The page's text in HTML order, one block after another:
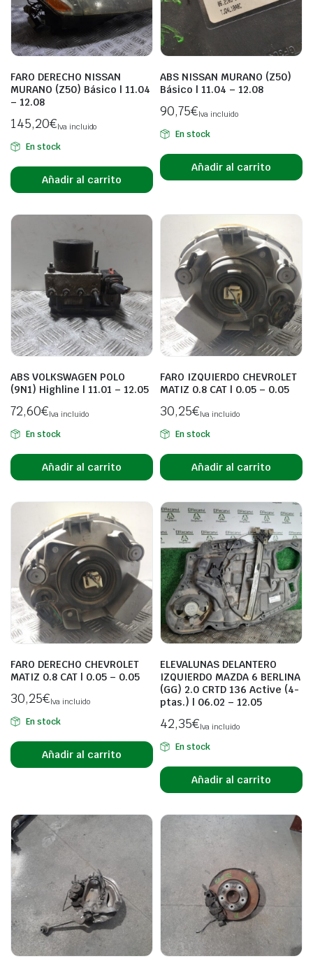
FARO DERECHO NISSAN
MURANO (Z50) Básico | 11.04
– 12.08
145,20€Iva incluido
En stock
Añadir al carrito
ABS NISSAN MURANO (Z50)
Básico | 11.04 – 12.08
90,75€Iva incluido
En stock
Añadir al carrito
ABS VOLKSWAGEN POLO
(9N1) Highline | 11.01 – 12.05
72,60€Iva incluido
En stock
Añadir al carrito
FARO IZQUIERDO CHEVROLET
MATIZ 0.8 CAT | 0.05 – 0.05
30,25€Iva incluido
En stock
Añadir al carrito
FARO DERECHO CHEVROLET
MATIZ 0.8 CAT | 0.05 – 0.05
30,25€Iva incluido
En stock
Añadir al carrito
ELEVALUNAS DELANTERO
IZQUIERDO MAZDA 6 BERLINA
(GG) 2.0 CRTD 136 Active (4-
ptas.) | 06.02 – 12.05
42,35€Iva incluido
En stock
Añadir al carrito